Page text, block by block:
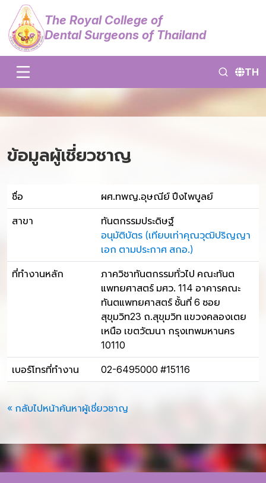
The Royal College of
Dental Surgeons of Thailand
TH
ข้อมูลผู้เชี่ยวชาญ
ชื่อ ผศ.ทพญ.อุษณีย์ ปึงไพบูลย์
สาขา
ทันตกรรมประดิษฐ์
อนุมัติบัตร (เทียบเท่าคุณวุฒิปริญญา
เอก ตามประกาศ สกอ.)
ที่ทำงานหลัก
ภาควิชาทันตกรรมทั่วไป คณะทันต
แพทยศาสตร์ มศว. 114 อาคารคณะ
ทันตแพทยศาสตร์ ชั้นที่ 6 ซอย
สุขุมวิท23 ถ.สุขุมวิท แขวงคลองเตย
เหนือ เขตวัฒนา กรุงเทพมหานคร
10110
เบอร์โทรที่ทำงาน 02-6495000 #15116
« กลับไปหน้าค้นหาผู้เชี่ยวชาญ